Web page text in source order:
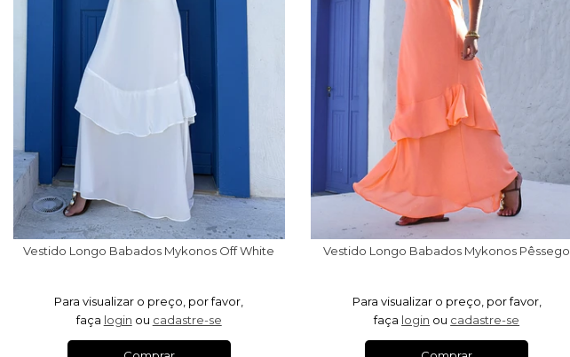
Vestido Longo Babados Mykonos Off White
Para visualizar o preço, por favor,
faça login ou cadastre-se
Vestido Longo Babados Mykonos Pêssego
Para visualizar o preço, por favor,
faça login ou cadastre-se